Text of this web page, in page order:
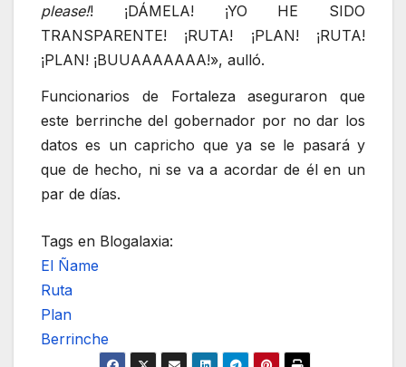
please!! ¡DÁMELA! ¡YO HE SIDO
TRANSPARENTE! ¡RUTA! ¡PLAN! ¡RUTA!
¡PLAN! ¡BUUAAAAAAA!», aulló.
Funcionarios de Fortaleza aseguraron que
este berrinche del gobernador por no dar los
datos es un capricho que ya se le pasará y
que de hecho, ni se va a acordar de él en un
par de días.
Tags en Blogalaxia:
El Ñame
Ruta
Plan
Berrinche